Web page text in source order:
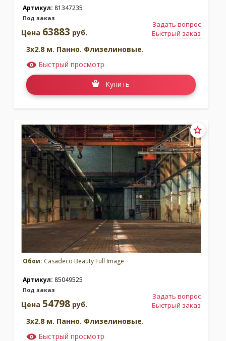
Артикул: 81347235
Под заказ
Задать вопрос
Быстрый заказ
Цена 63883 руб.
3x2.8 м. Панно. Флизелиновые.
Быстрый просмотр
Купить
Обои: Casadeco Beauty Full Image
Артикул: 85049525
Под заказ
Задать вопрос
Быстрый заказ
Цена 54798 руб.
3x2.8 м. Панно. Флизелиновые.
Быстрый просмотр